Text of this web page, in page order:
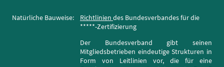
Natürliche Bauweise: Richtlinien des Bundesverbandes für die
*****-Zertifizierung
Der Bundesverband gibt seinen
Mitgliedsbetrieben eindeutige Strukturen in
Form von Leitlinien vor, die für eine